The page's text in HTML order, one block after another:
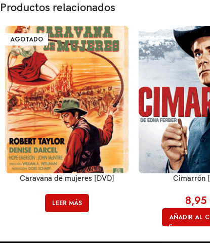
Productos relacionados
AGOTADO
Caravana de mujeres [DVD]
LEER MÁS
Cimarrón
8,95
AÑADIR AL